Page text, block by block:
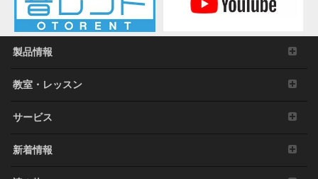
製品情報
教室・レッスン
サービス
新着情報